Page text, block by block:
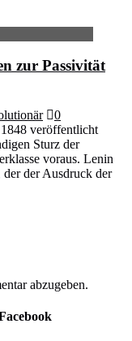
zur Passivität
0
veröffentlicht
Sturz der
voraus. Lenin
der der Ausdruck der
abzugeben.